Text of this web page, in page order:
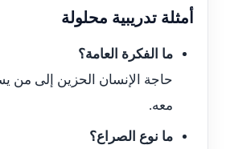
أمثلة تدريبية محلولة
ما الفكرة العامة؟
حاجة الإنسان الحزين إلى من
معه.
ما نوع الصراع؟